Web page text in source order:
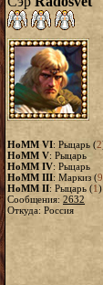
HoMM VI: Рыцарь (2
HoMM V: Рыцарь
HoMM IV: Рыцарь
HoMM III: Маркиз (9
HoMM II: Рыцарь (1)
Сообщения: 2632
Откуда: Россия